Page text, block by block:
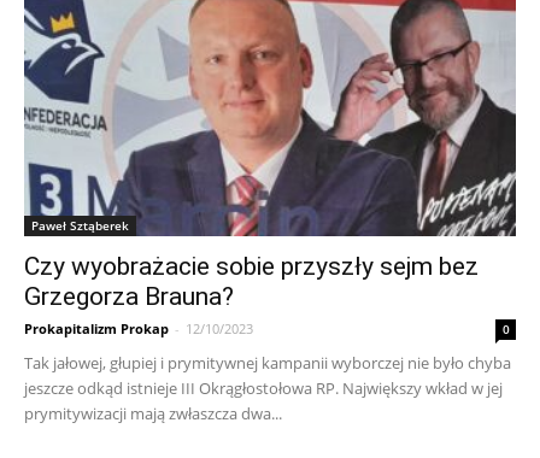
Paweł Sztąberek
Czy wyobrażacie sobie przyszły sejm bez
Grzegorza Brauna?
Prokapitalizm Prokap - 12/10/2023 0
Tak jałowej, głupiej i prymitywnej kampanii wyborczej nie było chyba
jeszcze odkąd istnieje III Okrągłostołowa RP. Największy wkład w jej
prymitywizacji mają zwłaszcza dwa...